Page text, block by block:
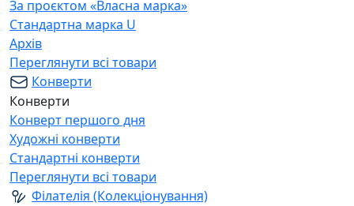
За проєктом «Власна марка»
Стандартна марка U
Архів
Переглянути всі товари
Конверти
Конверти
Конверт першого дня
Художні конверти
Стандартні конверти
Переглянути всі товари
Філателія (Колекціонування)